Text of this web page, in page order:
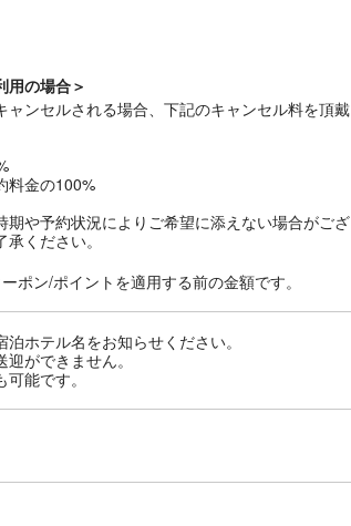
用の場合＞
ャンセルされる場合、下記のキャンセル料を頂戴
料金の100%
期や予約状況によりご希望に添えない場合がござ
ください。
ポン/ポイントを適用する前の金額です。
ホテル名をお知らせください。
ができません。
能です。